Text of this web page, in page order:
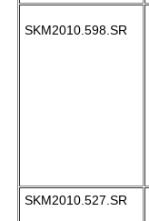
SKM2010.598.SR
SKM2010.527.SR